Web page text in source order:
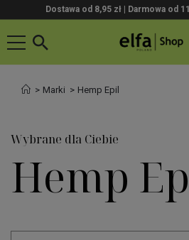
Dostawa od 8,95 zł | Darmowa od
Marki Hemp Epil
Wybrane dla Ciebie
Hemp